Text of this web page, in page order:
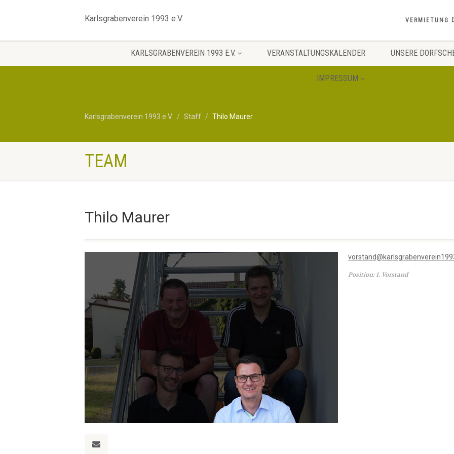
Karlsgrabenverein 1993 e.V. VERMIETUNG
KARLSGRABENVEREIN 1993 E.V. VERANSTALTUNGSKALENDER UNSERE
IMPRESSUM
Karlsgrabenverein 1993 e.V. Staff Thilo Maurer
TEAM
Thilo Maurer
Position: 1. Vorstand